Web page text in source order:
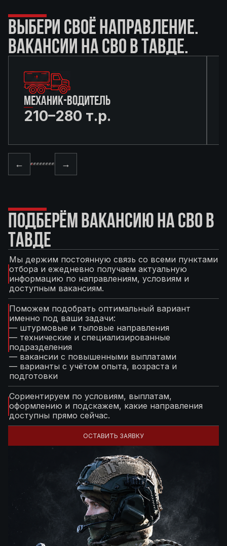
ВЫБЕРИ СВОЁ НАПРАВЛЕНИЕ.
ВАКАНСИИ НА СВО В ТАВДЕ.
МЕХАНИК-ВОДИТЕЛЬ
210–280 т.р.
← →
ПОДБЕРЁМ ВАКАНСИЮ НА СВО В
ТАВДЕ
Мы держим постоянную связь со всеми пунктами
отбора и ежедневно получаем актуальную
информацию по направлениям, условиям и
доступным вакансиям.
Поможем подобрать оптимальный вариант
именно под ваши задачи:
— штурмовые и тыловые направления
— технические и специализированные
подразделения
— вакансии с повышенными выплатами
— варианты с учётом опыта, возраста и
подготовки
Сориентируем по условиям, выплатам,
оформлению и подскажем, какие направления
доступны прямо сейчас.
ОСТАВИТЬ ЗАЯВКУ